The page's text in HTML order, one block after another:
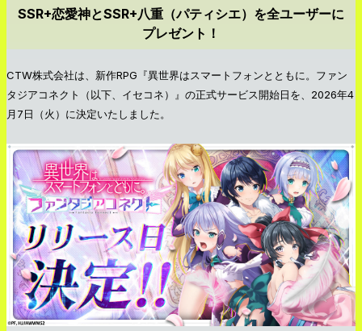
SSR+恋愛神とSSR+八重（パティシエ）を全ユーザーに
プレゼント！
CTW株式会社は、新作RPG『異世界はスマートフォンとともに。ファン
タジアコネクト（以下、イセコネ）』の正式サービス開始日を、2026年4
月7日（火）に決定いたしました。